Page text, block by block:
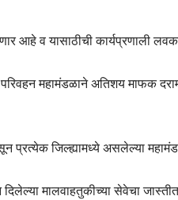
आहे व यासाठीची कार्यप्रणाली
परिवहन महामंडळाने अतिशय माफक
प्रत्येक जिल्ह्यामध्ये असलेल्या
दिलेल्या मालवाहतुकीच्या सेवेचा